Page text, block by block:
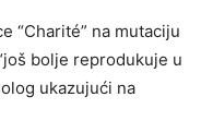
“Charité” na mutaciju
bolje reprodukuje u
ukazujući na